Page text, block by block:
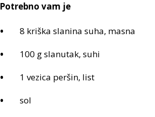
Potrebno vam je
8 kriška slanina suha, masna
100 g slanutak, suhi
1 vezica peršin, list
sol